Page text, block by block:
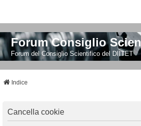
Forum Consiglio
Forum del Consiglio Scientifico del DIITET
Indice
Cancella cookie